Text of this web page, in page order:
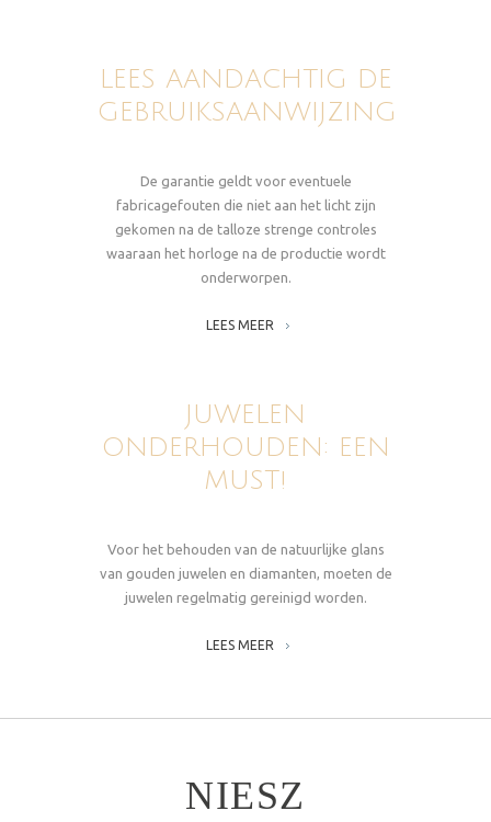
LEES AANDACHTIG DE
GEBRUIKSAANWIJZING
De garantie geldt voor eventuele
fabricagefouten die niet aan het licht zijn
gekomen na de talloze strenge controles
waaraan het horloge na de productie wordt
onderworpen.
LEES MEER
JUWELEN
ONDERHOUDEN: EEN
MUST!
Voor het behouden van de natuurlijke glans
van gouden juwelen en diamanten, moeten de
juwelen regelmatig gereinigd worden.
LEES MEER
NIESZ